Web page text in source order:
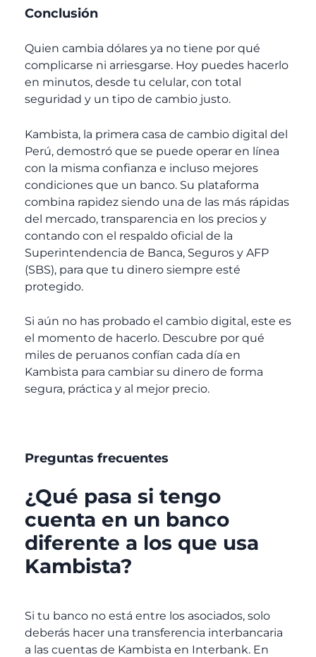
Conclusión
Quien cambia dólares ya no tiene por qué
complicarse ni arriesgarse. Hoy puedes hacerlo
en minutos, desde tu celular, con total
seguridad y un tipo de cambio justo.
Kambista, la primera casa de cambio digital del
Perú, demostró que se puede operar en línea
con la misma confianza e incluso mejores
condiciones que un banco. Su plataforma
combina rapidez siendo una de las más rápidas
del mercado, transparencia en los precios y
contando con el respaldo oficial de la
Superintendencia de Banca, Seguros y AFP
(SBS), para que tu dinero siempre esté
protegido.
Si aún no has probado el cambio digital, este es
el momento de hacerlo. Descubre por qué
miles de peruanos confían cada día en
Kambista para cambiar su dinero de forma
segura, práctica y al mejor precio.
Preguntas frecuentes
¿Qué pasa si tengo
cuenta en un banco
diferente a los que usa
Kambista?
Si tu banco no está entre los asociados, solo
deberás hacer una transferencia interbancaria
a las cuentas de Kambista en Interbank. En